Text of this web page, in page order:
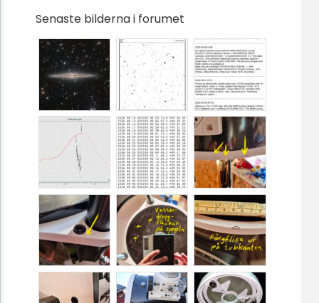
Senaste bilderna i forumet